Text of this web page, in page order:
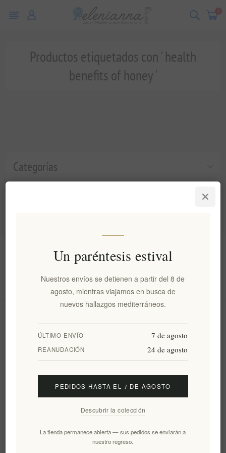
0
Categorías
Productos etiquetados con ' health
benefits of honey '
Información
Mi cuenta
Suscribirse Desuscribirse
Un paréntesis estival
Nuestros envíos se detienen a partir del 8 de
agosto, mientras viajamos en busca de
nuevos hallazgos mediterráneos.
ÚLTIMO ENVÍO 7 de agosto
REANUDACIÓN 24 de agosto
PEDIDOS HASTA EL 7 DE AGOSTO
Descubrir la colección
La tienda permanece abierta — sus pedidos se enviarán a
nuestro regreso.